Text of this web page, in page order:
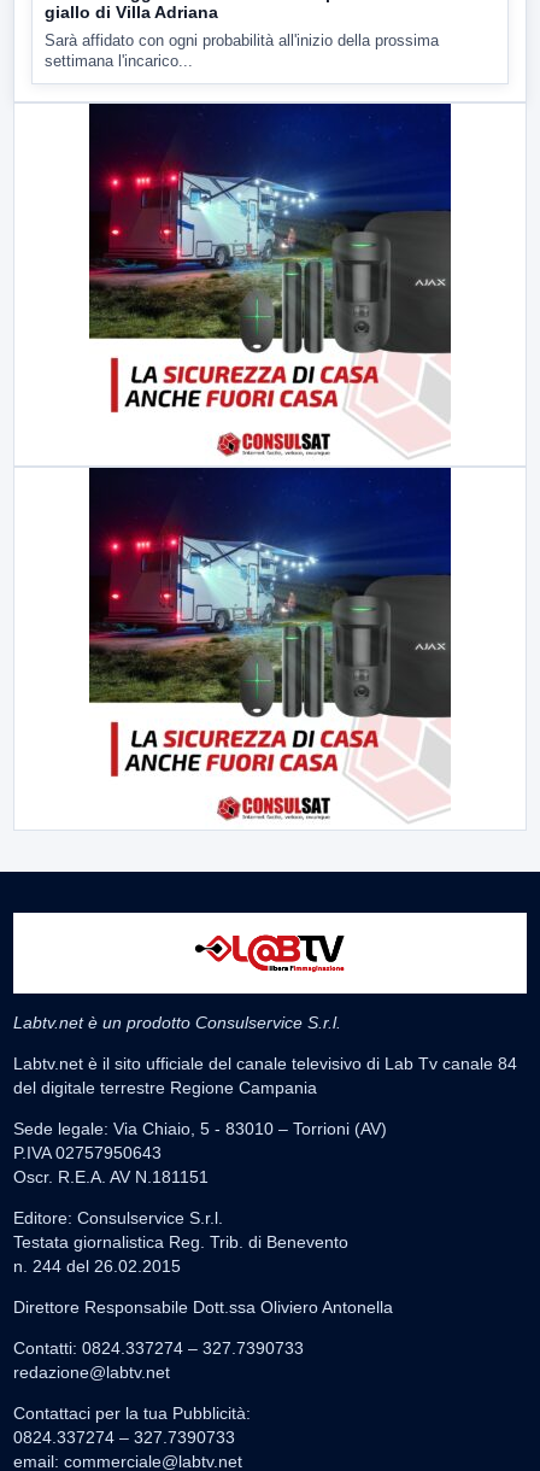
giallo di Villa Adriana
Sarà affidato con ogni probabilità all'inizio della prossima
settimana l'incarico...
Labtv.net è un prodotto Consulservice S.r.l.
Labtv.net è il sito ufficiale del canale televisivo di Lab Tv canale 84
del digitale terrestre Regione Campania
Sede legale: Via Chiaio, 5 - 83010 – Torrioni (AV)
P.IVA 02757950643
Oscr. R.E.A. AV N.181151
Editore: Consulservice S.r.l.
Testata giornalistica Reg. Trib. di Benevento
n. 244 del 26.02.2015
Direttore Responsabile Dott.ssa Oliviero Antonella
Contatti: 0824.337274 – 327.7390733
redazione@labtv.net
Contattaci per la tua Pubblicità:
0824.337274 – 327.7390733
email: commerciale@labtv.net